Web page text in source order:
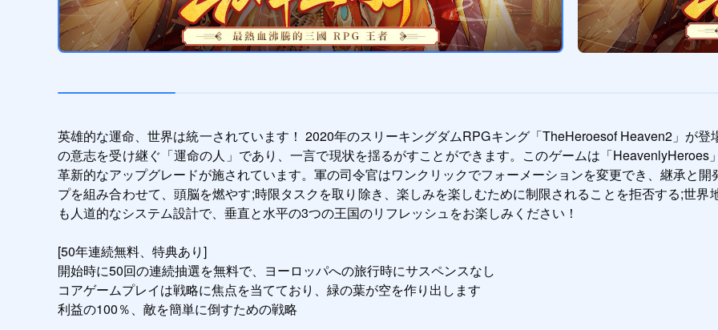
英雄的な運命、世界は統一されています！ 2020年のスリーキングダムRPGキング「TheHeroesof Heaven2」が
の意志を受け継ぐ「運命の人」であり、一言で現状を揺るがすことができます。このゲームは「
革新的なアップグレードが施されています。軍の司令官はワンクリックでフォーメーションを変更でき、継承と
プを組み合わせて、頭脳を燃やす;時限タスクを取り除き、楽しみを楽しむために制限されることを拒否する;世
も人道的なシステム設計で、垂直と水平の3つの王国のリフレッシュをお楽しみください！
[50年連続無料、特典あり]
開始時に50回の連続抽選を無料で、ヨーロッパへの旅行時にサスペンスなし
コアゲームプレイは戦略に焦点を当てており、緑の葉が空を作り出します
利益の100％、敵を簡単に倒すための戦略